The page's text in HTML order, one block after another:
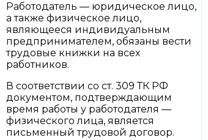
Работодатель — юридическое лицо,
а также физическое лицо,
являющееся индивидуальным
предпринимателем, обязаны вести
трудовые книжки на всех
работников.
В соответствии со ст. 309 ТК РФ
документом, подтверждающим
время работы у работодателя —
физического лица, является
письменный трудовой договор.